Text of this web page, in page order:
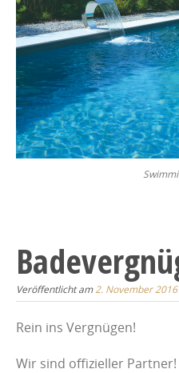
Veröffentlicht am2. November 2016
Rein ins Vergnügen!
Wir sind offizieller Partner!